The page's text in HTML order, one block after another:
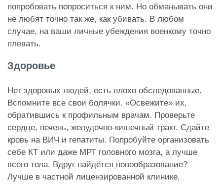
попробовать попроситься к ним. Но обманывать они
не любят точно так же, как убивать. В любом
случае, на ваши личные убеждения военкому точно
плевать.
Здоровье
Нет здоровых людей, есть плохо обследованные.
Вспомните все свои болячки. «Освежите» их,
обратившись к профильным врачам. Проверьте
сердце, печень, желудочно-кишечный тракт. Сдайте
кровь на ВИЧ и гепатиты. Попробуйте организовать
себе КТ или даже МРТ головного мозга, а лучше
всего тела. Вдруг найдётся новообразование?
Лучше в частной лицензированной клинике,